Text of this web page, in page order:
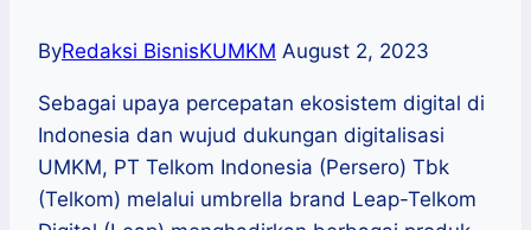
ByRedaksi BisnisKUMKM August 2, 2023
Sebagai upaya percepatan ekosistem digital di
Indonesia dan wujud dukungan digitalisasi
UMKM, PT Telkom Indonesia (Persero) Tbk
(Telkom) melalui umbrella brand Leap-Telkom